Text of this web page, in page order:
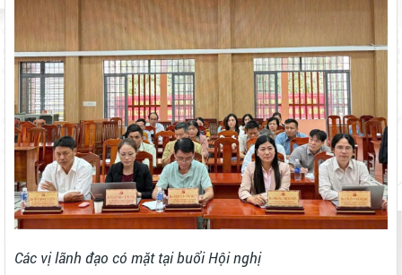
Các vị lãnh đạo có mặt tại buổi Hội nghị